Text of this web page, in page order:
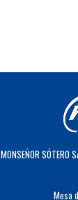
MONSEÑOR SÓTERO
Mesa